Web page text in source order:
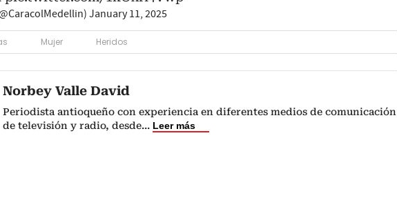
January 11, 2025
Mujer Heridos
Norbey Valle David
Periodista antioqueño con experiencia en diferentes medios de comunicación
de televisión y radio, desde... Leer más